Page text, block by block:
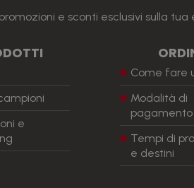
e sconti esclusivi sulla tua
e
Come fare
Modalità di
pagamento
Tempi di
e destini